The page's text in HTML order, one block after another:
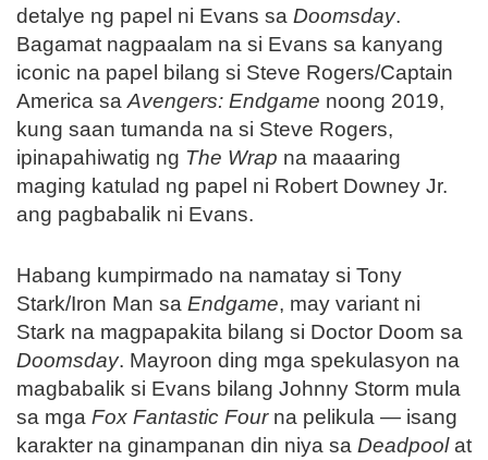
detalye ng papel ni Evans sa Doomsday.
Bagamat nagpaalam na si Evans sa kanyang
iconic na papel bilang si Steve Rogers/Captain
America sa Avengers: Endgame noong 2019,
kung saan tumanda na si Steve Rogers,
ipinapahiwatig ng The Wrap na maaaring
maging katulad ng papel ni Robert Downey Jr.
ang pagbabalik ni Evans.
Habang kumpirmado na namatay si Tony
Stark/Iron Man sa Endgame, may variant ni
Stark na magpapakita bilang si Doctor Doom sa
Doomsday. Mayroon ding mga spekulasyon na
magbabalik si Evans bilang Johnny Storm mula
sa mga Fox Fantastic Fourna pelikula — isang
karakter na ginampanan din niya sa Deadpoolat